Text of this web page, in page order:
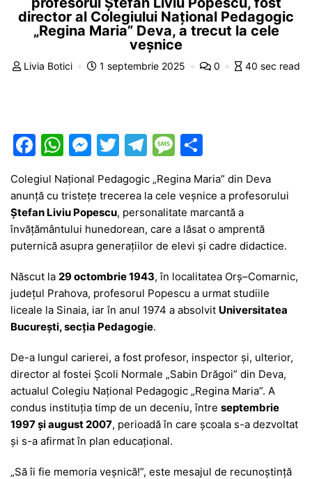
director al Colegiului Naţional Pedagogic
„Regina Maria” Deva, a trecut la cele
veșnice
Livia Botici 1 septembrie 2025 0 40 sec read
F
a
c
e
b
o
o
k
W
h
at
s
A
p
p
M
s
s
e
n
g
er
T
itt
er
T
e
gr
a
m
M
e
s
s
a
g
e
ar
ta
je
a
z
ă
Colegiul Național Pedagogic „Regina Maria” din Deva
anunță cu tristețe trecerea la cele veșnice a profesorului
Ștefan Liviu Popescu, personalitate marcantă a
învățământului hunedorean, care a lăsat o amprentă
puternică asupra generațiilor de elevi și cadre didactice.
Născut la 29 octombrie 1943, în localitatea Orș–Comarnic,
județul Prahova, profesorul Popescu a urmat studiile
liceale la Sinaia, iar în anul 1974 a absolvit Universitatea
București, secția Pedagogie.
De-a lungul carierei, a fost profesor, inspector și, ulterior,
director al fostei Școli Normale „Sabin Drăgoi” din Deva,
actualul Colegiu Național Pedagogic „Regina Maria”. A
condus instituția timp de un deceniu, între septembrie
1997 și august 2007, perioadă în care școala s-a dezvoltat
și s-a afirmat în plan educațional.
„Să îi fie memoria veșnică!”, este mesajul de recunoștință